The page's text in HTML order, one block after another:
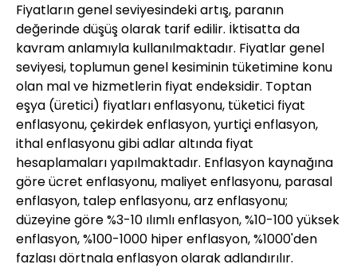
Fiyatların genel seviyesindeki artış, paranın
değerinde düşüş olarak tarif edilir. İktisatta da
kavram anlamıyla kullanılmaktadır. Fiyatlar genel
seviyesi, toplumun genel kesiminin tüketimine konu
olan mal ve hizmetlerin fiyat endeksidir. Toptan
eşya (üretici) fiyatları enflasyonu, tüketici fiyat
enflasyonu, çekirdek enflasyon, yurtiçi enflasyon,
ithal enflasyonu gibi adlar altında fiyat
hesaplamaları yapılmaktadır. Enflasyon kaynağına
göre ücret enflasyonu, maliyet enflasyonu, parasal
enflasyon, talep enflasyonu, arz enflasyonu;
düzeyine göre %3-10 ılımlı enflasyon, %10-100 yüksek
enflasyon, %100-1000 hiper enflasyon, %1000'den
fazlası dörtnala enflasyon olarak adlandırılır.